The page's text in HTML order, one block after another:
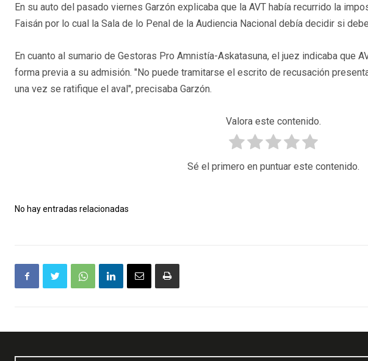
En su auto del pasado viernes Garzón explicaba que la AVT había recurrido la
Faisán por lo cual la Sala de lo Penal de la Audiencia Nacional debía decidir si
En cuanto al sumario de Gestoras Pro Amnistía-Askatasuna, el juez indicaba que
forma previa a su admisión. "No puede tramitarse el escrito de recusación
una vez se ratifique el aval", precisaba Garzón.
Valora este contenido.
Sé el primero en puntuar este contenido.
No hay entradas relacionadas